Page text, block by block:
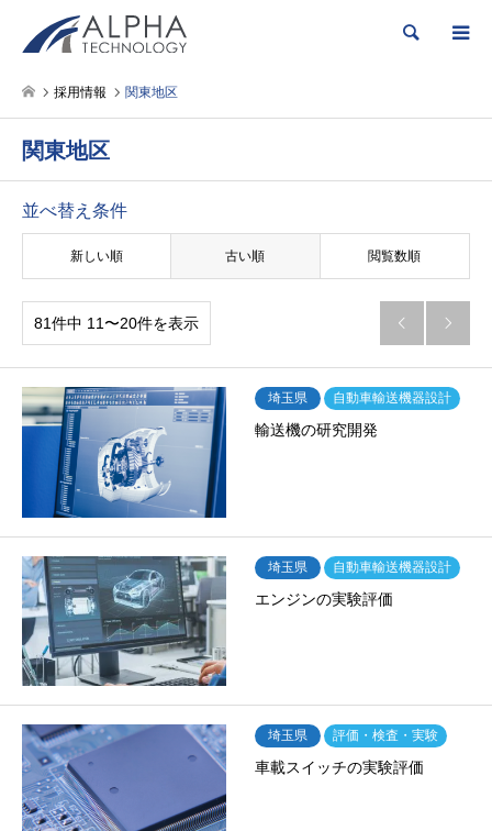
検索
採用情報 関東地区
関東地区
並べ替え条件
新しい順 古い順 閲覧数順
81件中 11〜20件を表示  
埼玉県 自動車輸送機器設計
輸送機の研究開発
埼玉県 自動車輸送機器設計
エンジンの実験評価
埼玉県 評価・検査・実験
車載スイッチの実験評価